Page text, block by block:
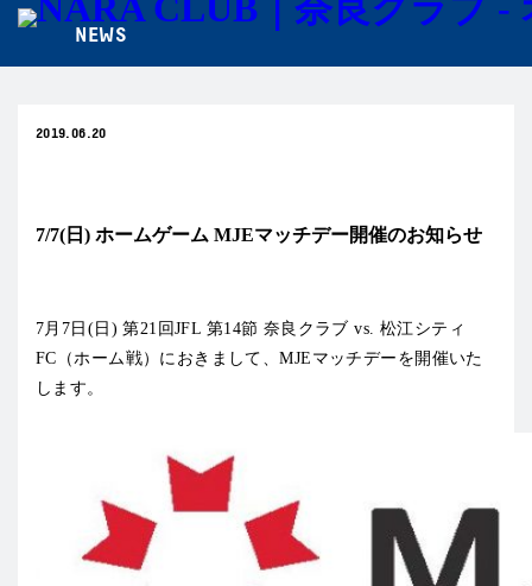
NEWS
2019.06.20
7/7(日) ホームゲーム MJEマッチデー開催のお知らせ
7月7日(日) 第21回JFL 第14節 奈良クラブ vs. 松江シティ
FC（ホーム戦）におきまして、MJEマッチデーを開催いた
します。